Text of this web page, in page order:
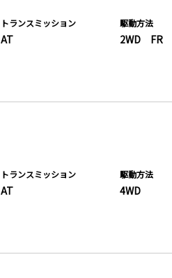
トランスミッション
AT
駆動方法
2WD FR
トランスミッション
AT
駆動方法
4WD